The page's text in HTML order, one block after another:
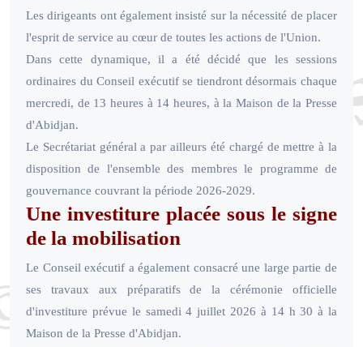
Les dirigeants ont également insisté sur la nécessité de placer
l'esprit de service au cœur de toutes les actions de l'Union.
Dans cette dynamique, il a été décidé que les sessions
ordinaires du Conseil exécutif se tiendront désormais chaque
mercredi, de 13 heures à 14 heures, à la Maison de la Presse
d'Abidjan.
Le Secrétariat général a par ailleurs été chargé de mettre à la
disposition de l'ensemble des membres le programme de
gouvernance couvrant la période 2026-2029.
Une investiture placée sous le signe
de la mobilisation
Le Conseil exécutif a également consacré une large partie de
ses travaux aux préparatifs de la cérémonie officielle
d'investiture prévue le samedi 4 juillet 2026 à 14 h 30 à la
Maison de la Presse d'Abidjan.